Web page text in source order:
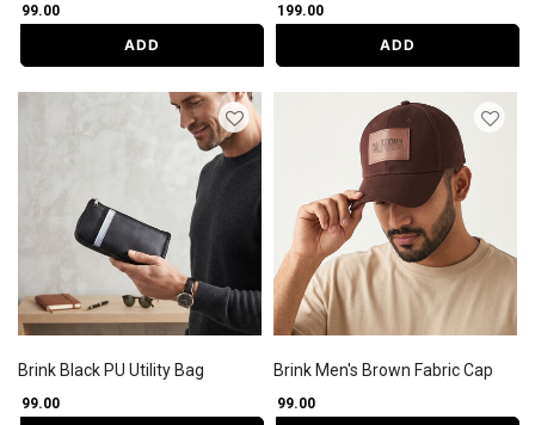
₹ 99.00
ADD
₹ 199.00
ADD
Brink Black PU Utility Bag
₹ 99.00
Brink Men's Brown Fabric Cap
₹ 99.00